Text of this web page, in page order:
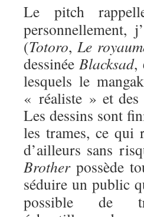
Le pitch
personnellement,
(Totoro, Le
dessinéeBlacksad,
lesquels le
« réaliste » et des
Les dessins sont
les trames, ce qui
d’ailleurs sans
Brotherpossède
séduire un public
possible de